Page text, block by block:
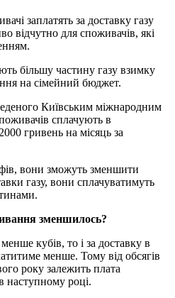
заплатять за доставку газу
відчутно для споживачів, які
більшу частину газу взимку
на сімейний бюджет.
Київським міжнародним
сплачують в
гривень на місяць за
вони зможуть зменшити
газу, вони сплачуватимуть
зменшилось?
кубів, то і за доставку в
менше. Тому від обсягів
року залежить плата
наступному році.